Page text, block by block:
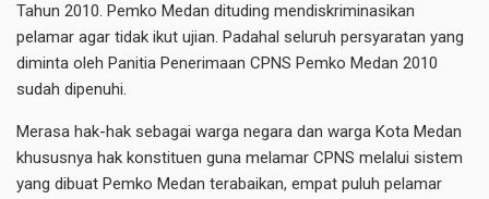
Tahun 2010. Pemko Medan dituding mendiskriminasikan
pelamar agar tidak ikut ujian. Padahal seluruh persyaratan yang
diminta oleh Panitia Penerimaan CPNS Pemko Medan 2010
sudah dipenuhi.
Merasa hak-hak sebagai warga negara dan warga Kota Medan
khususnya hak konstituen guna melamar CPNS melalui sistem
yang dibuat Pemko Medan terabaikan, empat puluh pelamar